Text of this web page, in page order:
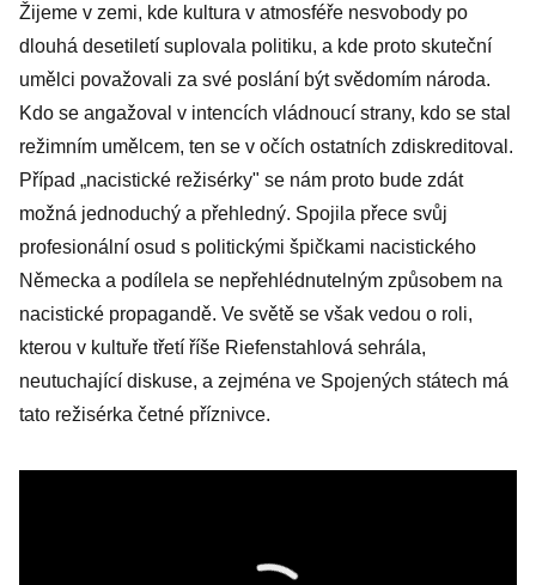
Žijeme v zemi, kde kultura v atmosféře nesvobody po
dlouhá desetiletí suplovala politiku, a kde proto skuteční
umělci považovali za své poslání být svědomím národa.
Kdo se angažoval v intencích vládnoucí strany, kdo se stal
režimním umělcem, ten se v očích ostatních zdiskreditoval.
Případ „nacistické režisérky" se nám proto bude zdát
možná jednoduchý a přehledný. Spojila přece svůj
profesionální osud s politickými špičkami nacistického
Německa a podílela se nepřehlédnutelným způsobem na
nacistické propagandě. Ve světě se však vedou o roli,
kterou v kultuře třetí říše Riefenstahlová sehrála,
neutuchající diskuse, a zejména ve Spojených státech má
tato režisérka četné příznivce.